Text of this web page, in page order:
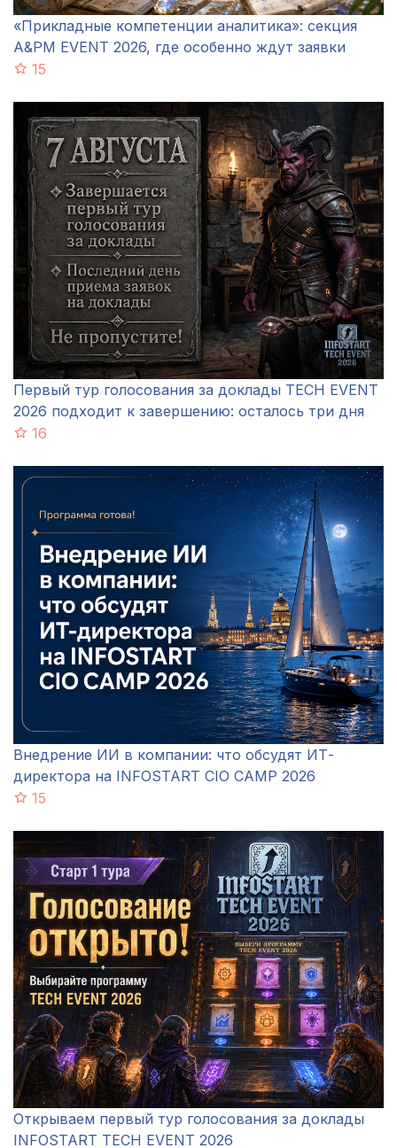
«Прикладные компетенции аналитика»: секция
A&PM EVENT 2026, где особенно ждут заявки
15
Первый тур голосования за доклады TECH EVENT
2026 подходит к завершению: осталось три дня
16
Внедрение ИИ в компании: что обсудят ИТ-
директора на INFOSTART CIO CAMP 2026
15
Открываем первый тур голосования за доклады
INFOSTART TECH EVENT 2026